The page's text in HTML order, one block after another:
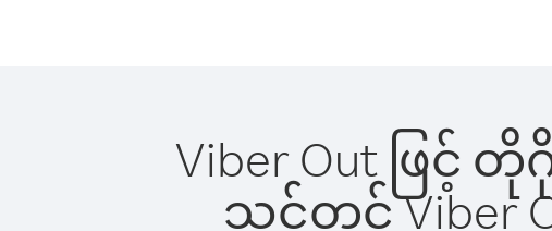
Viber Out ဖြင့်
သင့်တွင် Viber